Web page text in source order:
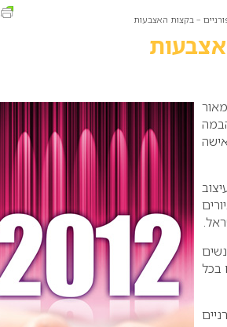
– בקצות האצבעות
בכל